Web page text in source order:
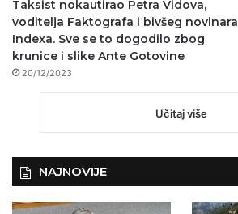
Taksist nokautirao Petra Vidova,
voditelja Faktografa i bivšeg novinara
Indexa. Sve se to dogodilo zbog
krunice i slike Ante Gotovine
20/12/2023
Učitaj više
NAJNOVIJE